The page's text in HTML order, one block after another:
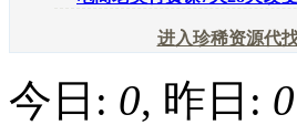
进入珍稀资源代
今日: 0, 昨日: 0